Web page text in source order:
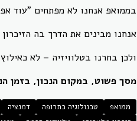
בממואפ אנחנו לא מפתחים "עוד
אנחנו מבינים את הדרך בה
ולכן בחרנו בטלוויזיה – לא
מסך פשוט, במקום הנכון, בזמן
ממואפ טכנולוגיה כתרופה דמנציה